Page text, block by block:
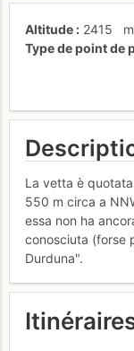
Altitude 2415
m
Type de point de
La vetta è
550 m circa a
essa non ha
conosciuta (forse
Durduna".